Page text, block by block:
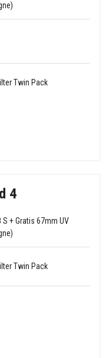
Twin Pack
4
+ Gratis 67mm UV
Twin Pack